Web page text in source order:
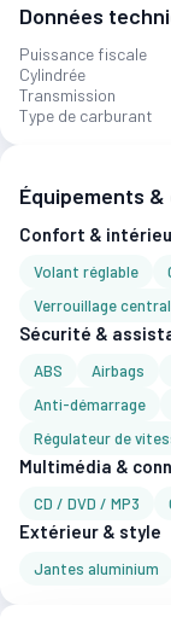
Données
Puissance fiscale
Cylindrée
Transmission
Type de carburant
Équipements
Confort &
Volant réglable
Verrouillage
Sécurité &
ABS Airbags
Anti-démarrage
Régulateur de
Multimédia &
CD / DVD / MP3
Extérieur & style
Jantes aluminium